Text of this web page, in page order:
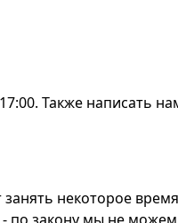
Также написать
некоторое